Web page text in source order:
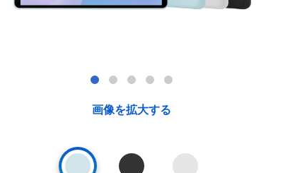
画像を拡大する